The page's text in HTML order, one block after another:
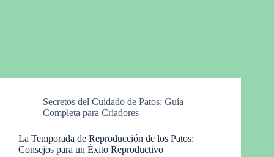
Secretos del Cuidado de Patos: Guía
Completa para Criadores
La Temporada de Reproducción de los Patos:
Consejos para un Éxito Reproductivo